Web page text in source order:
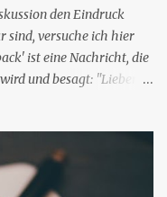
den Eindruck
sind, versuche ich hier
ist eine Nachricht, die
und besagt: "Lieber
Diese
dem 'mein' Blog an die